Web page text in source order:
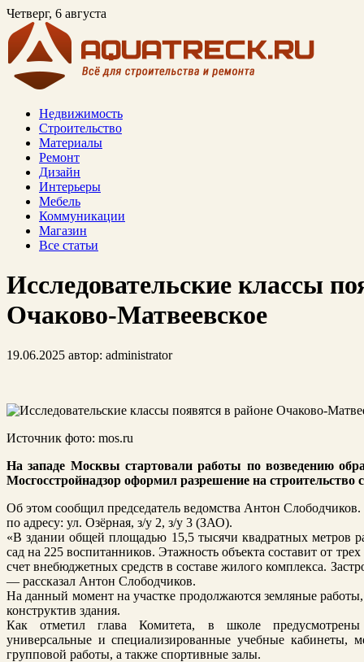
Четверг, 6 августа
Недвижимость
Строительство
Материалы
Ремонт
Дизайн
Интерьеры
Мебель
Коммуникации
Магазин
Все статьи
Исследовательские классы
Очаково-Матвеевское
19.06.2025 автор: administrator
Источник фото: mos.ru
На западе Москвы стартовали работы по возведению
Мосгосстройнадзор оформил разрешение на строительство
Об этом сообщил председатель ведомства Антон
по адресу: ул. Озёрная, з/у 2, з/у 3 (ЗАО).
«В здании общей площадью 15,5 тысячи квадратных метров
сад на 225 воспитанников. Этажность объекта составит от
счет внебюджетных средств в составе жилого комплекса.
— рассказал Антон Слободчиков.
На данный момент на участке продолжаются земляные
конструктив здания.
Как отметил глава Комитета, в школе предусмотрены
универсальные и специализированные учебные кабинеты,
групповой работы, а также спортивные залы.